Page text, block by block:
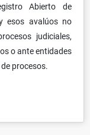
Abierto de
esos avalúos no
judiciales,
o ante entidades
procesos.